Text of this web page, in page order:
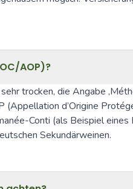
AOP)?
trocken, die Angabe
d’Origine
Conti (als Beispiel
Sekundärweinen.